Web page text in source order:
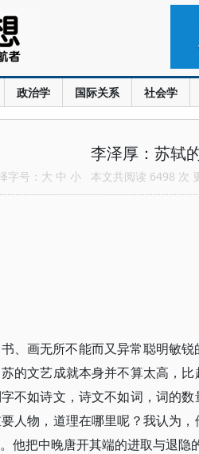
政治学 国际关系 社会学
李泽厚：苏轼
字号： 大 中 小 本文共阅读 6498 次
、画无所不能而又异常聪明敏
的文艺成就本身并不算太高，
不如诗文，诗文不如词，词的
人物，道理在哪里呢？我认为
他把中晚唐开其端的进取与退隐